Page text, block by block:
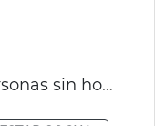
Voluntariado sanitario personas sin hogar